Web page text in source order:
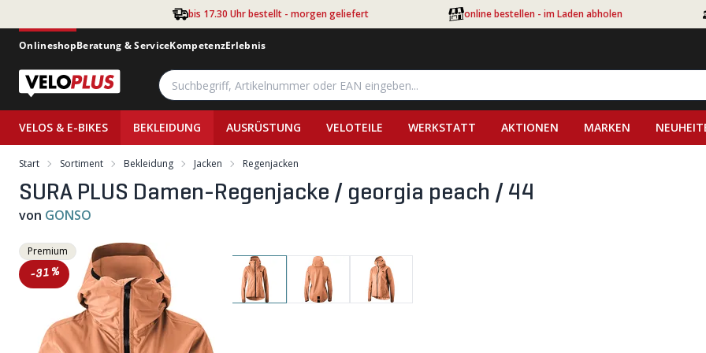
bis 17.30 Uhr bestellt - morgen geliefert online bestellen - im Laden abholen
OnlineshopBeratung & ServiceKompetenzErlebnis
VELOS & E-BIKES BEKLEIDUNG AUSRÜSTUNG VELOTEILE WERKSTATT AKTIONEN MARKEN
Start Sortiment Bekleidung Jacken Regenjacken
SURA PLUS Damen-Regenjacke / georgia peach / 44
von GONSO
Premium
-31%